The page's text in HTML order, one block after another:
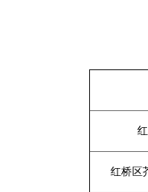
红桥区